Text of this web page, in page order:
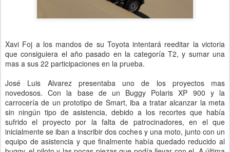
Xavi Foj a los mandos de su Toyota intentará reeditar la victoria
que consiguiera el año pasado en la categoría T2, y sumar una
mas a sus 22 participaciones en la prueba.
José Luis Alvarez presentaba uno de los proyectos mas
novedosos. Con la base de un Buggy Polaris XP 900 y la
carrocería de un prototipo de Smart, iba a tratar alcanzar la meta
sin ningún tipo de asistencia, debido a los recortes que había
sufrido el proyecto por la falta de patrocinadores, en el que
inicialmente se iban a inscribir dos coches y una moto, junto con un
equipo de asistencia y que finalmente había quedado reducido al